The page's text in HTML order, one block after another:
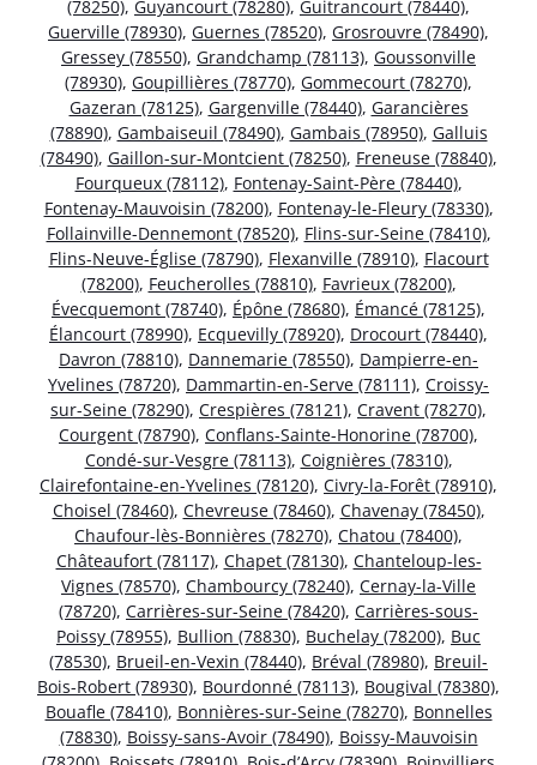
(78250), Guyancourt (78280), Guitrancourt (78440),
Guerville (78930), Guernes (78520), Grosrouvre (78490),
Gressey (78550), Grandchamp (78113), Goussonville
(78930), Goupillières (78770), Gommecourt (78270),
Gazeran (78125), Gargenville (78440), Garancières
(78890), Gambaiseuil (78490), Gambais (78950), Galluis
(78490), Gaillon-sur-Montcient (78250), Freneuse (78840),
Fourqueux (78112), Fontenay-Saint-Père (78440),
Fontenay-Mauvoisin (78200), Fontenay-le-Fleury (78330),
Follainville-Dennemont (78520), Flins-sur-Seine (78410),
Flins-Neuve-Église (78790), Flexanville (78910), Flacourt
(78200), Feucherolles (78810), Favrieux (78200),
Évecquemont (78740), Épône (78680), Émancé (78125),
Élancourt (78990), Ecquevilly (78920), Drocourt (78440),
Davron (78810), Dannemarie (78550), Dampierre-en-
Yvelines (78720), Dammartin-en-Serve (78111), Croissy-
sur-Seine (78290), Crespières (78121), Cravent (78270),
Courgent (78790), Conflans-Sainte-Honorine (78700),
Condé-sur-Vesgre (78113), Coignières (78310),
Clairefontaine-en-Yvelines (78120), Civry-la-Forêt (78910),
Choisel (78460), Chevreuse (78460), Chavenay (78450),
Chaufour-lès-Bonnières (78270), Chatou (78400),
Châteaufort (78117), Chapet (78130), Chanteloup-les-
Vignes (78570), Chambourcy (78240), Cernay-la-Ville
(78720), Carrières-sur-Seine (78420), Carrières-sous-
Poissy (78955), Bullion (78830), Buchelay (78200), Buc
(78530), Brueil-en-Vexin (78440), Bréval (78980), Breuil-
Bois-Robert (78930), Bourdonné (78113), Bougival (78380),
Bouafle (78410), Bonnières-sur-Seine (78270), Bonnelles
(78830), Boissy-sans-Avoir (78490), Boissy-Mauvoisin